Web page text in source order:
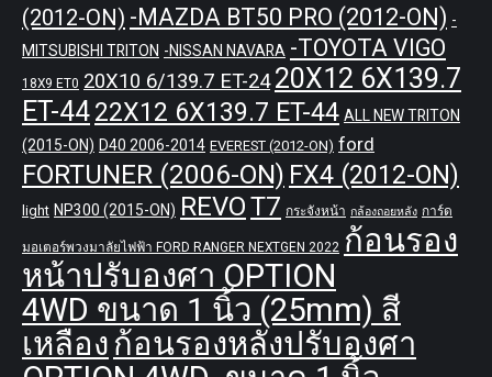
(2012-ON) -MAZDA BT50 PRO (2012-ON) -
MITSUBISHI TRITON -NISSAN NAVARA -TOYOTA VIGO
18X9 ET0 20X10 6/139.7 ET-24 20X12 6X139.7
ET-4422X12 6X139.7 ET-44 ALL NEW TRITON
(2015-ON) D40 2006-2014 EVEREST (2012-ON) ford
FORTUNER (2006-ON) FX4 (2012-ON)
light NP300 (2015-ON) REVOT7 กระจังหน้า กล้องถอยหลัง การ์ด
มอเตอร์พวงมาลัยไฟฟ้า FORD RANGER NEXTGEN 2022 ก้อนรอง
หน้าปรับองศา OPTION
4WD ขนาด 1 นิ้ว (25mm) สี
เหลือง ก้อนรองหลังปรับองศา